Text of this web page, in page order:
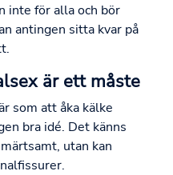
inte för alla och bör
antingen sitta kvar på
är ett måste
som att åka kälke
bra idé. Det känns
utan kan